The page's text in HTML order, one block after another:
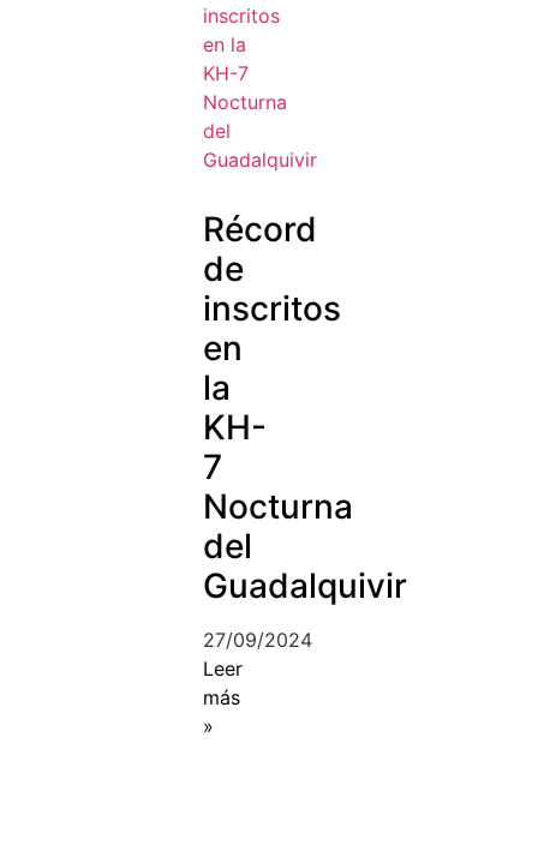
Récord
de
inscritos
en
la
KH-
7
Nocturna
del
Guadalquivir
27/09/2024
Leer
más
»